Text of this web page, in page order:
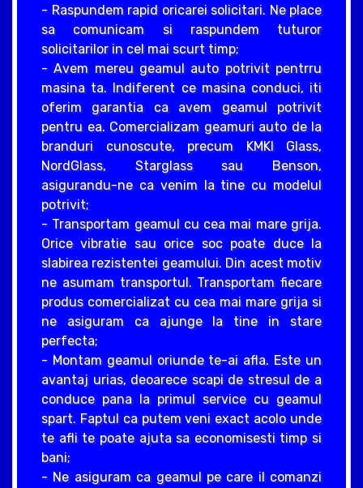
- Raspundem rapid oricarei solicitari. Ne place
sa comunicam si raspundem tuturor
solicitarilor in cel mai scurt timp;
- Avem mereu geamul auto potrivit pentrru
masina ta. Indiferent ce masina conduci, iti
oferim garantia ca avem geamul potrivit
pentru ea. Comercializam geamuri auto de la
branduri cunoscute, precum KMKI Glass,
NordGlass, Starglass sau Benson,
asigurandu-ne ca venim la tine cu modelul
potrivit;
- Transportam geamul cu cea mai mare grija.
Orice vibratie sau orice soc poate duce la
slabirea rezistentei geamului. Din acest motiv
ne asumam transportul. Transportam fiecare
produs comercializat cu cea mai mare grija si
ne asiguram ca ajunge la tine in stare
perfecta;
- Montam geamul oriunde te-ai afla. Este un
avantaj urias, deoarece scapi de stresul de a
conduce pana la primul service cu geamul
spart. Faptul ca putem veni exact acolo unde
te afli te poate ajuta sa economisesti timp si
bani;
- Ne asiguram ca geamul pe care il comanzi